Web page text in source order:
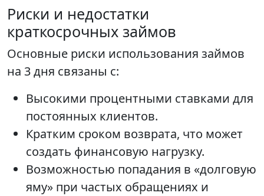
Риски и недостатки
краткосрочных займов
Основные риски использования займов
на 3 дня связаны с:
Высокими процентными ставками для
постоянных клиентов.
Кратким сроком возврата, что может
создать финансовую нагрузку.
Возможностью попадания в «долговую
яму» при частых обращениях и